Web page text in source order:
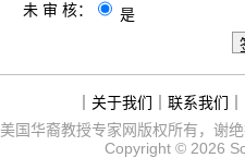
未 审 核：
是
关于我们 联系我们
美国华裔教授专家网版权所有，谢
Copyright © 2026